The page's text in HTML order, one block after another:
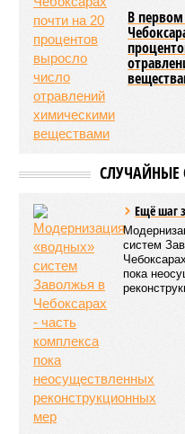
В
СЛУЧАЙНЫЕ
Ещё шаг
систем
пока